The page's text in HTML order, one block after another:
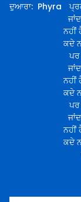
ਦੁਆਰਾ: Phyra
ਨਹੀਂ
ਕਦੇ
ਪਰ
ਨਹੀਂ
ਕਦੇ
ਪਰ
ਨਹੀਂ
ਕਦੇ